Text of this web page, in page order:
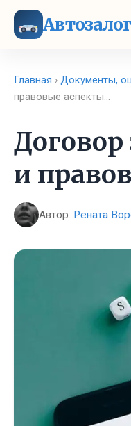
Главная › Документы,
правовые аспекты…
Договор
и
Автор: Рената